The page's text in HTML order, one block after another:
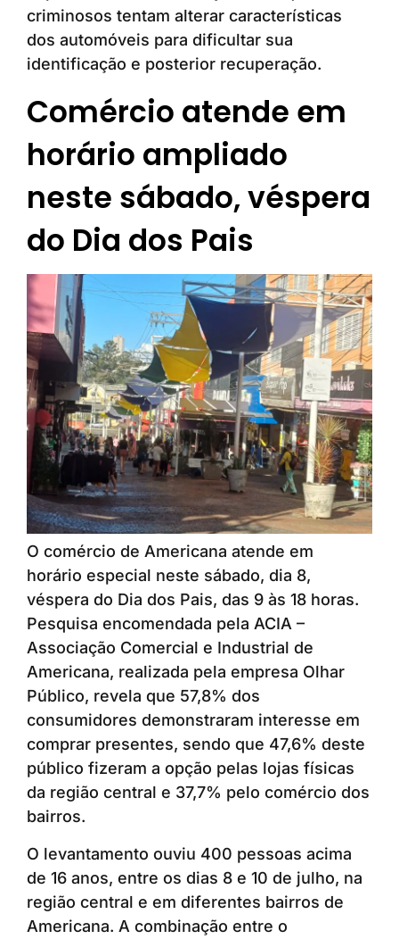
criminosos tentam alterar características
dos automóveis para dificultar sua
identificação e posterior recuperação.
Comércio atende em
horário ampliado
neste sábado, véspera
do Dia dos Pais
O comércio de Americana atende em
horário especial neste sábado, dia 8,
véspera do Dia dos Pais, das 9 às 18 horas.
Pesquisa encomendada pela ACIA –
Associação Comercial e Industrial de
Americana, realizada pela empresa Olhar
Público, revela que 57,8% dos
consumidores demonstraram interesse em
comprar presentes, sendo que 47,6% deste
público fizeram a opção pelas lojas físicas
da região central e 37,7% pelo comércio dos
bairros.
O levantamento ouviu 400 pessoas acima
de 16 anos, entre os dias 8 e 10 de julho, na
região central e em diferentes bairros de
Americana. A combinação entre o